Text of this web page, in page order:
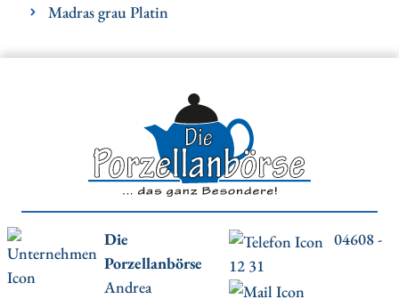
Madras grau Platin
Die
Porzellanbörse
Andrea
04608 -
12 31